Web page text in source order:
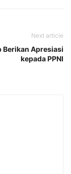
Next article
Berikan Apresiasi
kepada PPNI